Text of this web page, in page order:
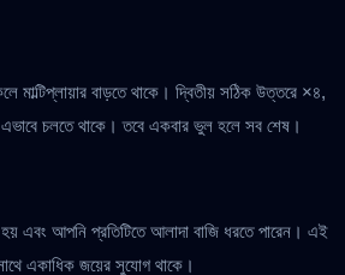
মাল্টিপ্লায়ার বাড়তে থাকে। দ্বিতীয় সঠিক উত্তরে ×৪,
চলতে থাকে। তবে একবার ভুল হলে সব শেষ।
এবং আপনি প্রতিটিতে আলাদা বাজি ধরতে পারেন। এই
একাধিক জয়ের সুযোগ থাকে।